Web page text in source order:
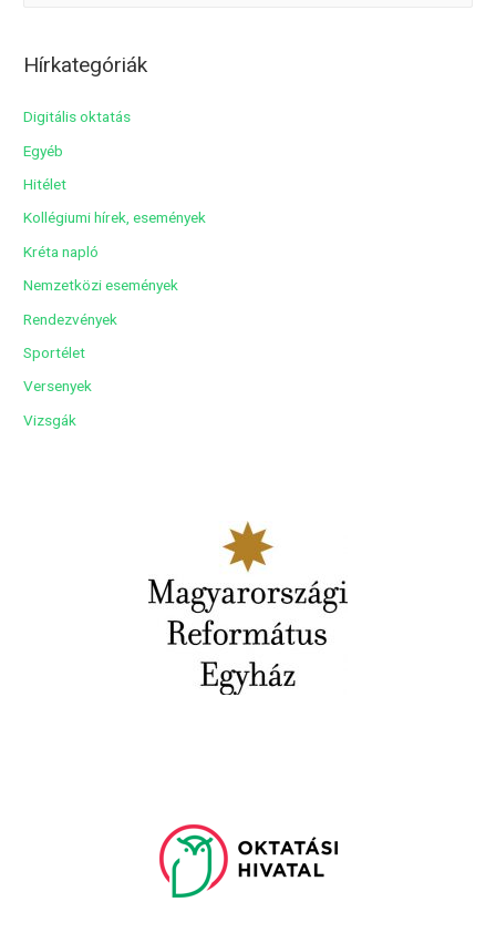
hHírkategóriák
Digitális oktatás
Egyéb
Hitélet
Kollégiumi hírek, események
Kréta napló
Nemzetközi események
Rendezvények
Sportélet
Versenyek
Vizsgák